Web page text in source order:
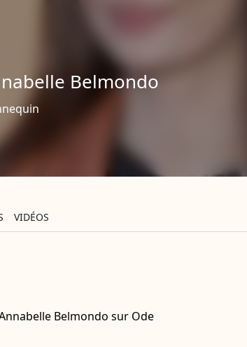
Belmondo
VIDÉOS
Belmondo sur Ode